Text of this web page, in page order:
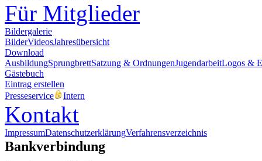
Für Mitglieder
Bildergalerie
BilderVideosJahresübersicht
Download
AusbildungSprungbrettSatzung & OrdnungenJugendarbeitLogos &
Gästebuch
Eintrag erstellen
Presseservice
Intern
Kontakt
ImpressumDatenschutzerklärungVerfahrensverzeichnis
Bankverbindung